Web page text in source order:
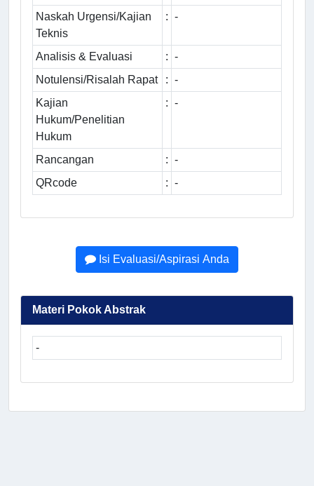
Naskah Urgensi/Kajian
Teknis
: -
Analisis & Evaluasi : -
Notulensi/Risalah Rapat
: -
Kajian
Hukum/Penelitian
Hukum
: -
Rancangan : -
QRcode
: -
Isi Evaluasi/Aspirasi Anda
Materi Pokok Abstrak
-